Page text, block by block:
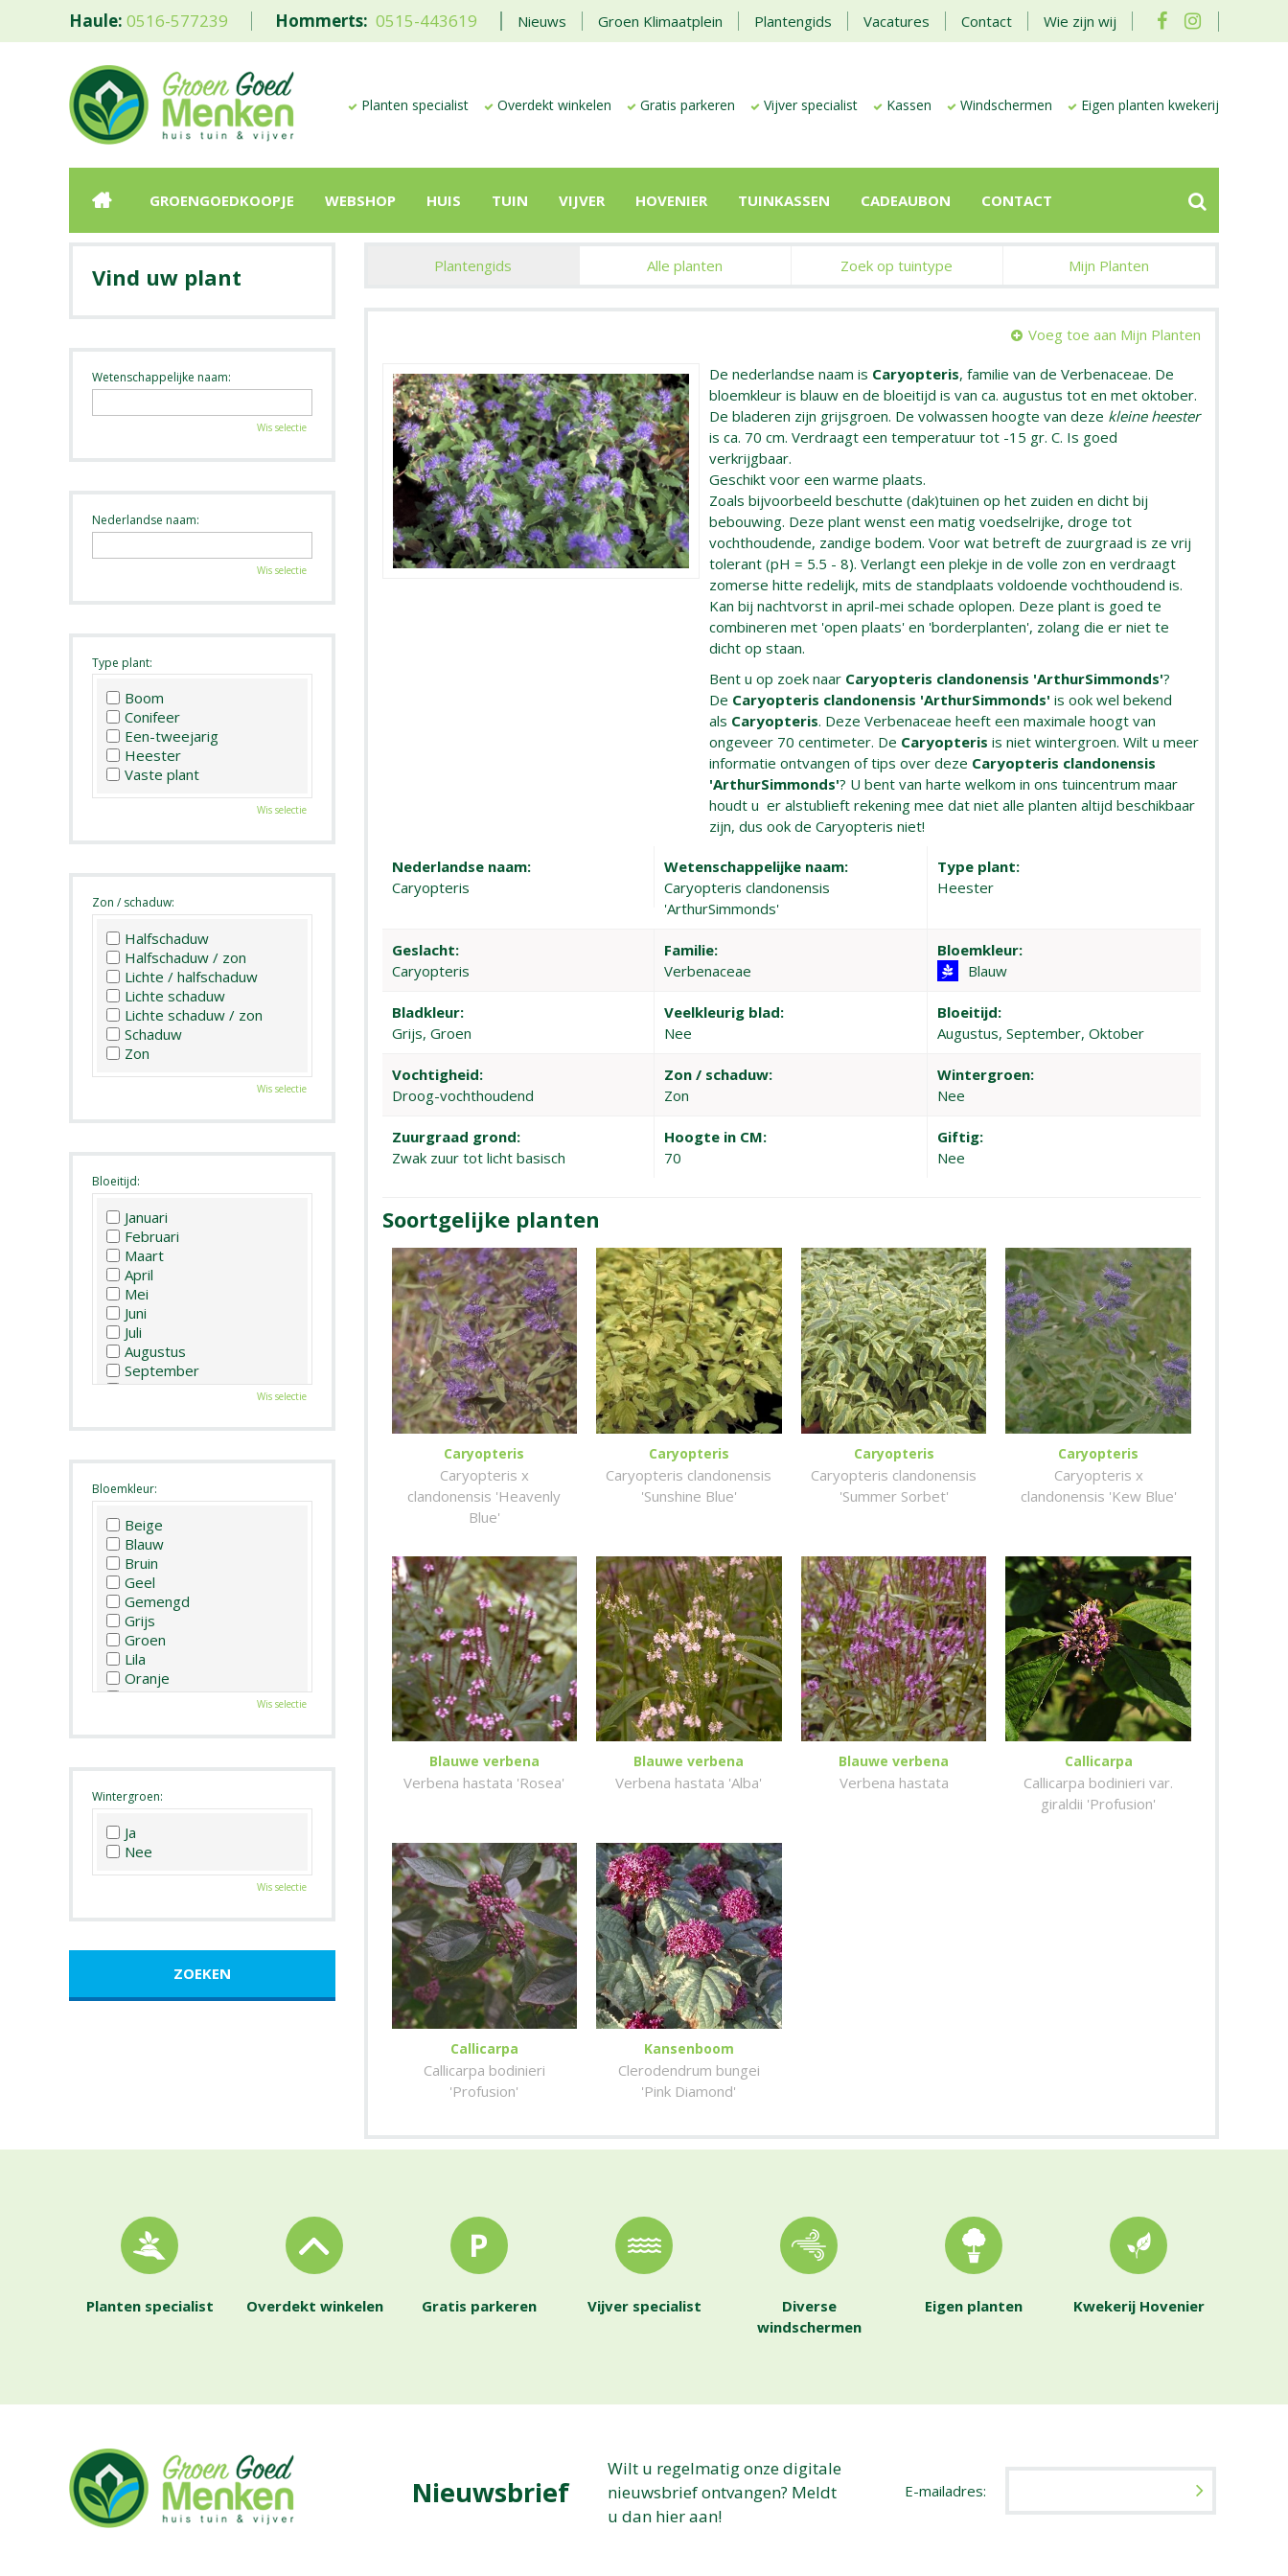
Haule: 0516-577239 Hommerts: 0515-443619 Nieuws Groen Klimaatplein Plantengids Vacatures Contact Wie zijn wij
Planten specialist Overdekt winkelen Gratis parkeren Vijver specialist Kassen Windschermen Eigen planten kwekerij
GROENGOEDKOOPJE WEBSHOP HUIS TUIN VIJVER HOVENIER TUINKASSEN CADEAUBON CONTACT
Plantengids Alle planten Zoek op tuintype Mijn Planten
Voeg toe aan Mijn Planten
De nederlandse naam is Caryopteris, familie van de Verbenaceae. De
bloemkleur is blauw en de bloeitijd is van ca. augustus tot en met oktober.
De bladeren zijn grijsgroen. De volwassen hoogte van deze kleine heester
is ca. 70 cm. Verdraagt een temperatuur tot -15 gr. C. Is goed
verkrijgbaar.
Geschikt voor een warme plaats.
Zoals bijvoorbeeld beschutte (dak)tuinen op het zuiden en dicht bij
bebouwing. Deze plant wenst een matig voedselrijke, droge tot
vochthoudende, zandige bodem. Voor wat betreft de zuurgraad is ze vrij
tolerant (pH = 5.5 - 8). Verlangt een plekje in de volle zon en verdraagt
zomerse hitte redelijk, mits de standplaats voldoende vochthoudend is.
Kan bij nachtvorst in april-mei schade oplopen. Deze plant is goed te
combineren met 'open plaats' en 'borderplanten', zolang die er niet te
dicht op staan.
Bent u op zoek naar Caryopteris clandonensis 'ArthurSimmonds'?
De Caryopteris clandonensis 'ArthurSimmonds' is ook wel bekend
als Caryopteris. Deze Verbenaceae heeft een maximale hoogt van
ongeveer 70 centimeter. De Caryopterisis niet wintergroen. Wilt u meer
informatie ontvangen of tips over deze Caryopteris clandonensis
'ArthurSimmonds'? U bent van harte welkom in ons tuincentrum maar
houdt u er alstublieft rekening mee dat niet alle planten altijd beschikbaar
zijn, dus ook de Caryopteris niet!
Nederlandse naam:
Caryopteris
Wetenschappelijke naam:
Caryopteris clandonensis
'ArthurSimmonds'
Type plant:
Heester
Geslacht:
Caryopteris
Familie:
Verbenaceae
Bloemkleur:
Blauw
Bladkleur:
Grijs, Groen
Veelkleurig blad:
Nee
Bloeitijd:
Augustus, September, Oktober
Vochtigheid:
Droog-vochthoudend
Zon / schaduw:
Zon
Wintergroen:
Nee
Zuurgraad grond:
Zwak zuur tot licht basisch
Hoogte in CM:
70
Giftig:
Nee
Soortgelijke planten
Caryopteris
Caryopteris x
clandonensis 'Heavenly
Blue'
Caryopteris
Caryopteris clandonensis
'Sunshine Blue'
Caryopteris
Caryopteris clandonensis
'Summer Sorbet'
Caryopteris
Caryopteris x
clandonensis 'Kew Blue'
Blauwe verbena
Verbena hastata 'Rosea'
Blauwe verbena
Verbena hastata 'Alba'
Blauwe verbena
Verbena hastata
Callicarpa
Callicarpa bodinieri var.
giraldii 'Profusion'
Callicarpa
Callicarpa bodinieri
'Profusion'
Kansenboom
Clerodendrum bungei
'Pink Diamond'
Vind uw plant
Wetenschappelijke naam:
Wis selectie
Nederlandse naam:
Wis selectie
Type plant:
Boom
Conifeer
Een-tweejarig
Heester
Vaste plant
Wis selectie
Zon / schaduw:
Halfschaduw
Halfschaduw / zon
Lichte / halfschaduw
Lichte schaduw
Lichte schaduw / zon
Schaduw
Zon
Wis selectie
Bloeitijd:
Januari
Februari
Maart
April
Mei
Juni
Juli
Augustus
September
Oktober
Wis selectie
Bloemkleur:
Beige
Blauw
Bruin
Geel
Gemengd
Grijs
Groen
Lila
Oranje
Paars
Wis selectie
Wintergroen:
Ja
Nee
Wis selectie
Planten specialist Overdekt winkelen Gratis parkeren Vijver specialist
Diverse
windschermen
Eigen planten Kwekerij Hovenier
Nieuwsbrief
Wilt u regelmatig onze digitale
nieuwsbrief ontvangen? Meldt
u dan hier aan!
E-mailadres: